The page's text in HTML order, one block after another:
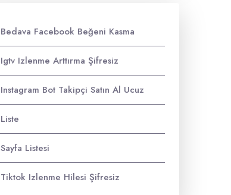
Bedava Facebook Beğeni Kasma
Igtv Izlenme Arttırma Şifresiz
Instagram Bot Takipçi Satın Al Ucuz
Liste
Sayfa Listesi
Tiktok Izlenme Hilesi Şifresiz